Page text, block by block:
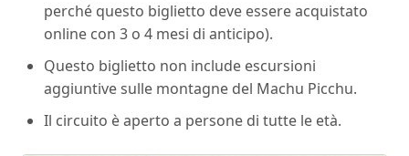
perché questo biglietto deve essere acquistato
online con 3 o 4 mesi di anticipo).
Questo biglietto non include escursioni
aggiuntive sulle montagne del Machu Picchu.
Il circuito è aperto a persone di tutte le età.